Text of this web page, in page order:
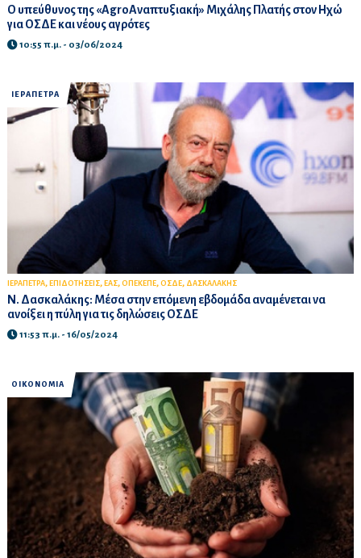
Ο υπεύθυνος της «AgroAναπτυξιακή» Μιχάλης Πλατής στον Ηχώ
για ΟΣΔΕ και νέους αγρότες
10:55 π.μ. - 03/06/2024
ΙΕΡΑΠΕΤΡΑ
ΙΕΡΑΠΕΤΡΑ, ΕΠΙΔΟΤΗΣΕΙΣ, ΕΑΣ, ΟΠΕΚΕΠΕ, ΟΣΔΕ, ΔΑΣΚΑΛΑΚΗΣ
Ν. Δασκαλάκης: Μέσα στην επόμενη εβδομάδα αναμένεται να
ανοίξει η πύλη για τις δηλώσεις ΟΣΔΕ
11:53 π.μ. - 16/05/2024
ΟΙΚΟΝΟΜΙΑ